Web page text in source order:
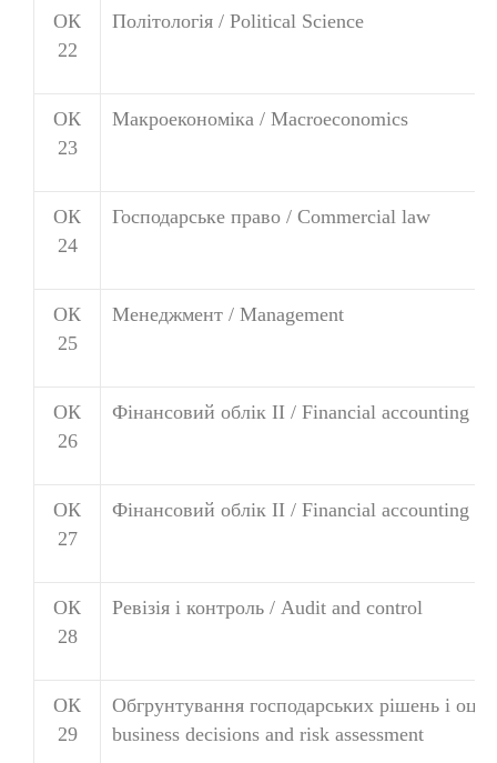
ОК
22
Політологія / Political Science
ОК
23
Макроекономіка / Macroeconomics
ОК
24
Господарське право / Commercial law
ОК
25
Менеджмент / Management
ОК
26
Фінансовий облік ІІ / Financial accounting І
ОК
27
Фінансовий облік ІІ / Financial accounting ІІ
ОК
28
Ревізія і контроль / Audit and control
ОК
29
Обгрунтування господарських рішень і
business decisions and risk assessment